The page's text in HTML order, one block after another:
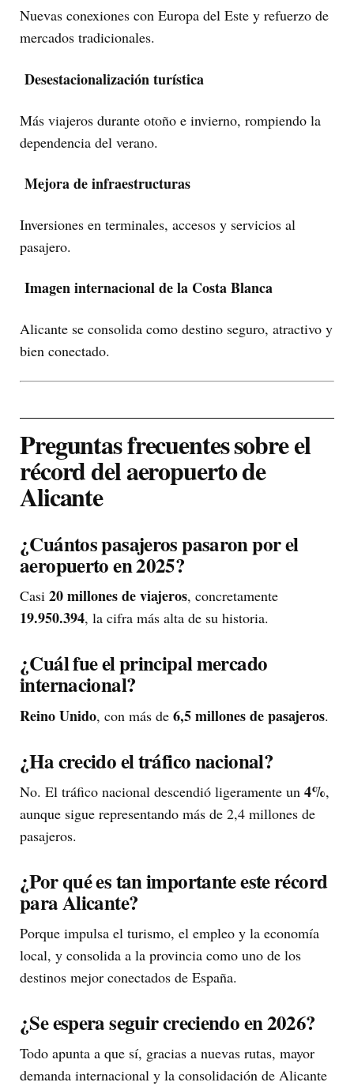
Nuevas conexiones con Europa del Este y refuerzo de
mercados tradicionales.
Desestacionalización turística
Más viajeros durante otoño e invierno, rompiendo la
dependencia del verano.
Mejora de infraestructuras
Inversiones en terminales, accesos y servicios al
pasajero.
Imagen internacional de la Costa Blanca
Alicante se consolida como destino seguro, atractivo y
bien conectado.
Preguntas frecuentes sobre el
récord del aeropuerto de
Alicante
¿Cuántos pasajeros pasaron por el
aeropuerto en 2025?
Casi 20 millones de viajeros, concretamente
19.950.394, la cifra más alta de su historia.
¿Cuál fue el principal mercado
internacional?
Reino Unido, con más de 6,5 millones de pasajeros.
¿Ha crecido el tráfico nacional?
No. El tráfico nacional descendió ligeramente un 4%,
aunque sigue representando más de 2,4 millones de
pasajeros.
¿Por qué es tan importante este récord
para Alicante?
Porque impulsa el turismo, el empleo y la economía
local, y consolida a la provincia como uno de los
destinos mejor conectados de España.
¿Se espera seguir creciendo en 2026?
Todo apunta a que sí, gracias a nuevas rutas, mayor
demanda internacional y la consolidación de Alicante